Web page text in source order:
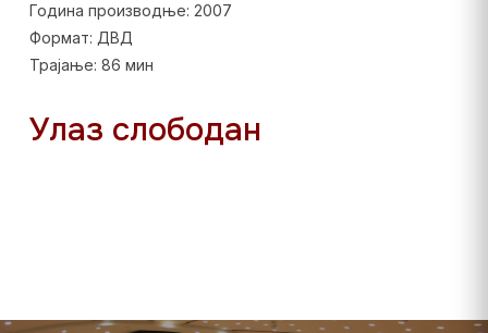
Година производње: 2007
Формат: ДВД
Трајање: 86 мин
Улаз слободан